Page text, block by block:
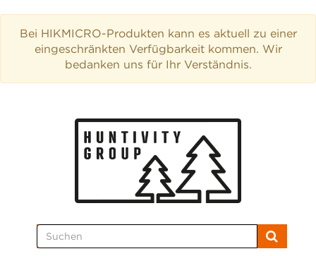
Bei HIKMICRO-Produkten kann es aktuell zu einer
eingeschränkten Verfügbarkeit kommen. Wir
bedanken uns für Ihr Verständnis.